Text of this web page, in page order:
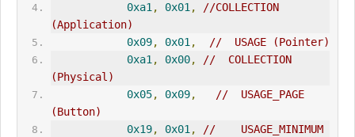
0xa1 , 0x01 ,
//COLLECTION
(Application)
0x09, 0x01 ,
0xa1 , 0x00,
//  COLLECTION
(Physical)
0x05, 0x09, // USAGE_PAGE
(Button)
0x19, 0x01 , //    USAGE_MINIMUM